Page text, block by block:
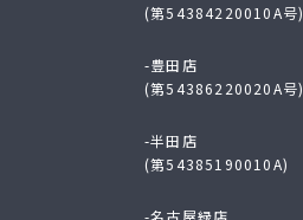
(第54384220010A号)
-豊田店
(第54386220020A号)
-半田店
(第54385190010A)
-名古屋緑店